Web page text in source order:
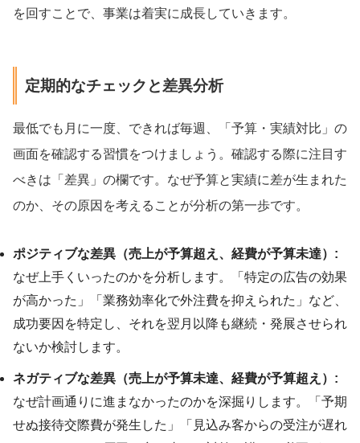
を回すことで、事業は着実に成長していきます。
定期的なチェックと差異分析
最低でも月に一度、できれば毎週、「予算・実績対比」の
画面を確認する習慣をつけましょう。確認する際に注目す
べきは「差異」の欄です。なぜ予算と実績に差が生まれた
のか、その原因を考えることが分析の第一歩です。
ポジティブな差異（売上が予算超え、経費が予算未達）:
なぜ上手くいったのかを分析します。「特定の広告の効果
が高かった」「業務効率化で外注費を抑えられた」など、
成功要因を特定し、それを翌月以降も継続・発展させられ
ないか検討します。
ネガティブな差異（売上が予算未達、経費が予算超え）:
なぜ計画通りに進まなかったのかを深掘りします。「予期
せぬ接待交際費が発生した」「見込み客からの受注が遅れ